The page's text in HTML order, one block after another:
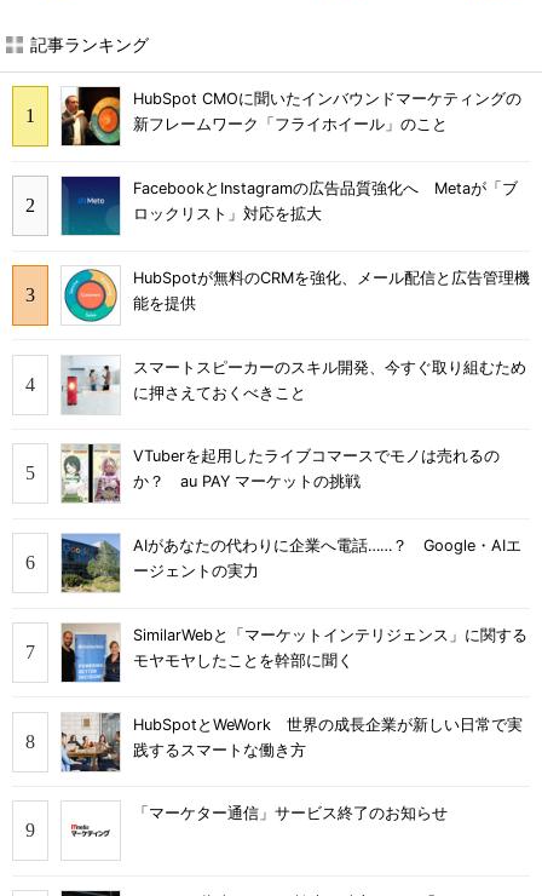
記事ランキング
HubSpot CMOに聞いたインバウンドマーケティングの
新フレームワーク「フライホイール」のこと
FacebookとInstagramの広告品質強化へ Metaが「ブ
ロックリスト」対応を拡大
HubSpotが無料のCRMを強化、メール配信と広告管理機
能を提供
スマートスピーカーのスキル開発、今すぐ取り組むため
に押さえておくべきこと
VTuberを起用したライブコマースでモノは売れるの
か？ au PAY マーケットの挑戦
AIがあなたの代わりに企業へ電話……？ Google・AIエ
ージェントの実力
SimilarWebと「マーケットインテリジェンス」に関する
モヤモヤしたことを幹部に聞く
HubSpotとWeWork 世界の成長企業が新しい日常で実
践するスマートな働き方
「マーケター通信」サービス終了のお知らせ